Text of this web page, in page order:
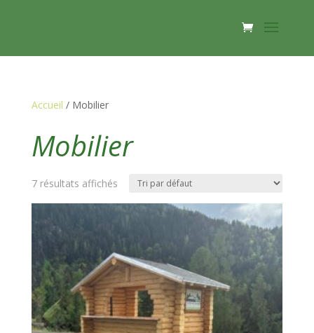
Accueil / Mobilier
Mobilier
7 résultats affichés